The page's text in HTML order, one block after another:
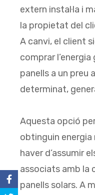
extern instal·la i
la propietat del
A canvi, el client
comprar
panells a un preu
determinat,
Aquesta opció
obtinguin energia
haver d’assumir
associats amb la
panells solars. A